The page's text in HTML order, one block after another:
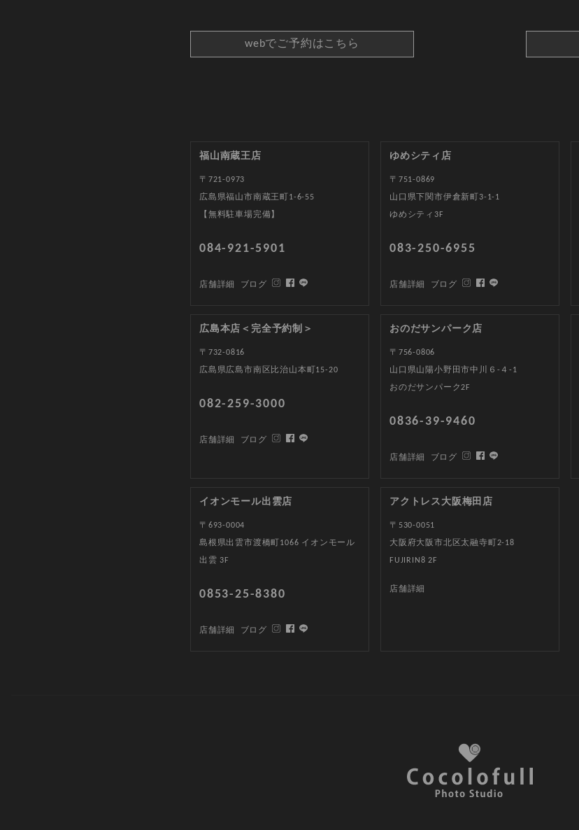
webでご予約はこちら
福山南蔵王店
〒721-0973
広島県福山市南蔵王町1-6-55
【無料駐車場完備】
084-921-5901
店舗詳細 ブログ
ゆめシティ店
〒751-0869
山口県下関市伊倉新町3-1-1
ゆめシティ3F
083-250-6955
店舗詳細 ブログ
広島本店＜完全予約制＞
〒732-0816
広島県広島市南区比治山本町15-20
082-259-3000
店舗詳細 ブログ
おのだサンパーク店
〒756-0806
山口県山陽小野田市中川６-４-1
おのだサンパーク2F
0836-39-9460
店舗詳細 ブログ
イオンモール出雲店
〒693-0004
島根県出雲市渡橋町1066 イオンモール
出雲 3F
0853-25-8380
店舗詳細 ブログ
アクトレス大阪梅田店
〒530-0051
大阪府大阪市北区太融寺町2-18
FUJIRIN8 2F
店舗詳細